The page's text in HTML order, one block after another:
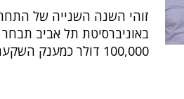
זוהי השנה השנייה של
באוניברסיטת תל אביב
100,000 דולר כמענק השקעה לפיתוח